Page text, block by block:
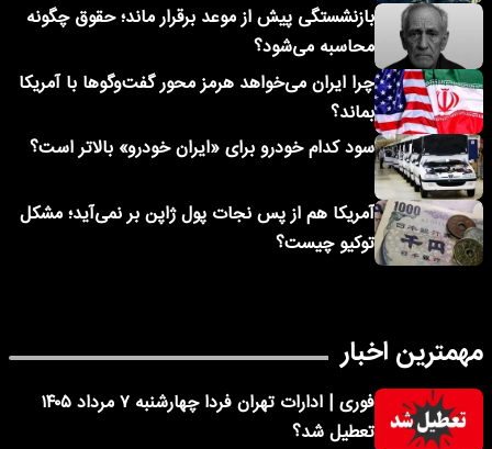
بازنشستگی پیش از موعد برقرار ماند؛ حقوق چگونه
محاسبه می‌شود؟
چرا ایران می‌خواهد هرمز محور گفت‌وگوها با آمریکا
بماند؟
سود کدام خودرو برای «ایران خودرو» بالاتر است؟
آمریکا هم از پس نجات پول ژاپن بر نمی‌آید؛ مشکل
توکیو چیست؟
مهمترین اخبار
فوری | ادارات تهران فردا چهارشنبه ۷ مرداد ۱۴۰۵
تعطیل شد؟